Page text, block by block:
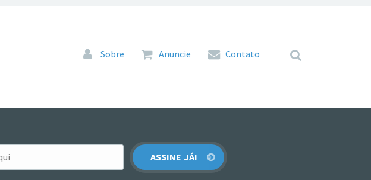
Pular para o conteúdo
Sobre Anuncie Contato